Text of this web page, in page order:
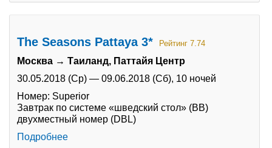
The Seasons Pattaya 3* Рейтинг 7.74
Москва → Таиланд, Паттайя Центр
30.05.2018 (Ср) — 09.06.2018 (Сб), 10 ночей
Номер: Superior
Завтрак по системе «шведский стол» (BB)
двухместный номер (DBL)
Подробнее